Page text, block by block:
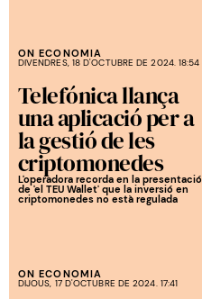
ON ECONOMIA
DIVENDRES, 18 D'OCTUBRE DE 2024. 18:54
Telefónica llança
una aplicació per a
la gestió de les
criptomonedes
L'operadora recorda en la presentació
de 'el TEU Wallet' que la inversió en
criptomonedes no està regulada
ON ECONOMIA
DIJOUS, 17 D'OCTUBRE DE 2024. 17:41